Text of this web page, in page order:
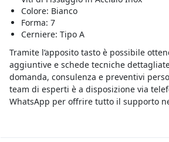
Colore: Bianco
Forma: 7
Cerniere: Tipo A
Tramite l’apposito tasto è possibile
aggiuntive e schede tecniche
domanda, consulenza e preventivi
team di esperti è a disposizione via
WhatsApp per offrire tutto il supporto